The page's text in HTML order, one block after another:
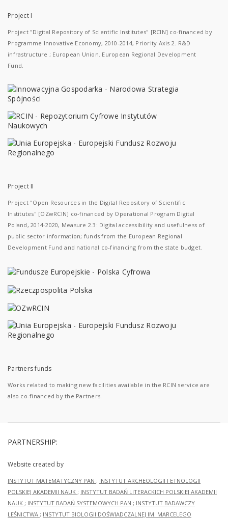
Project I
Project "Digital Repository of Scientific Institutes" [RCIN] co-financed by
Programme Innovative Economy, 2010-2014, Priority Axis 2. R&D
infrastructure ; European Union. European Regional Development
Fund.
Project II
Project "Open Resources in the Digital Repository of Scientific
Institutes" [OZwRCIN] co-financed by Operational Program Digital
Poland, 2014-2020, Measure 2.3: Digital accessibility and usefulness of
public sector information; funds from the European Regional
Development Fund and national co-financing from the state budget.
Partners funds
Works related to making new facilities available in the RCIN service are
also co-financed by the Partners.
PARTNERSHIP:
Website created by
INSTYTUT MATEMATYCZNY PAN ; INSTYTUT ARCHEOLOGII I ETNOLOGII
POLSKIEJ AKADEMII NAUK ; INSTYTUT BADAŃ LITERACKICH POLSKIEJ AKADEMII
NAUK ; INSTYTUT BADAŃ SYSTEMOWYCH PAN ; INSTYTUT BADAWCZY
LEŚNICTWA ; INSTYTUT BIOLOGII DOŚWIADCZALNEJ IM. MARCELEGO